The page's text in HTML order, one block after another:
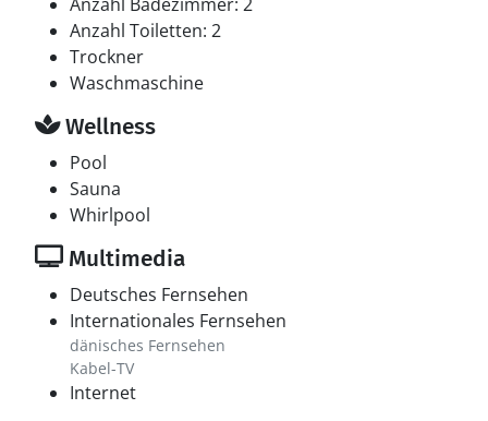
Anzahl Toiletten: 2
Trockner
Waschmaschine
Wellness
Pool
Sauna
Whirlpool
Multimedia
Deutsches Fernsehen
Internationales Fernsehen
dänisches Fernsehen
Kabel-TV
Internet